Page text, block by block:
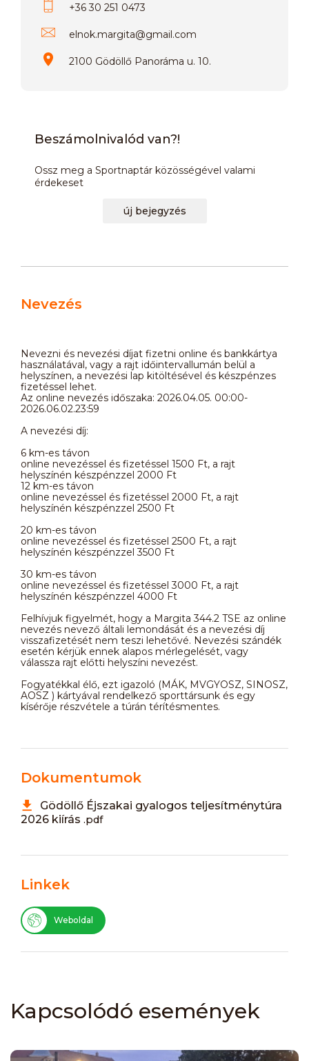
+36 30 251 0473
elnok.margita@gmail.com
2100 Gödöllő Panoráma u. 10.
Beszámolnivalód van?!
Ossz meg a Sportnaptár közösségével valami
érdekeset
új bejegyzés
Nevezés
Nevezni és nevezési díjat fizetni online és bankkártya
használatával, vagy a rajt időintervallumán belül a
helyszínen, a nevezési lap kitöltésével és készpénzes
fizetéssel lehet.
Az online nevezés időszaka: 2026.04.05. 00:00-
2026.06.02.23:59
A nevezési díj:
6 km-es távon
online nevezéssel és fizetéssel 1500 Ft, a rajt
helyszínén készpénzzel 2000 Ft
12 km-es távon
online nevezéssel és fizetéssel 2000 Ft, a rajt
helyszínén készpénzzel 2500 Ft
20 km-es távon
online nevezéssel és fizetéssel 2500 Ft, a rajt
helyszínén készpénzzel 3500 Ft
30 km-es távon
online nevezéssel és fizetéssel 3000 Ft, a rajt
helyszínén készpénzzel 4000 Ft
Felhívjuk figyelmét, hogy a Margita 344.2 TSE az online
nevezés nevező általi lemondását és a nevezési díj
visszafizetését nem teszi lehetővé. Nevezési szándék
esetén kérjük ennek alapos mérlegelését, vagy
válassza rajt előtti helyszíni nevezést.
Fogyatékkal élő, ezt igazoló (MÁK, MVGYOSZ, SINOSZ,
AOSZ ) kártyával rendelkező sporttársunk és egy
kísérője részvétele a túrán térítésmentes.
Dokumentumok
Gödöllő Éjszakai gyalogos teljesítménytúra
2026 kiírás .pdf
Linkek
Weboldal
Kapcsolódó események